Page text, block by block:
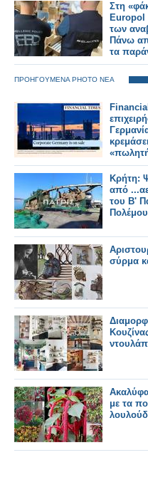
Στη
Europol
των
Πάνω
τα
ΠΡΟΗΓΟΥΜΕΝΑ PHOTO ΝΕΑ
κρεμάσει
Κρήτη:
από
του Β'
σύρμα
με τα